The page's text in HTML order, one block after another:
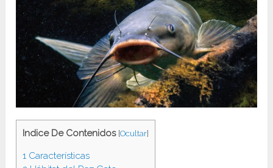
Indice De Contenidos [Ocultar]
1 Características